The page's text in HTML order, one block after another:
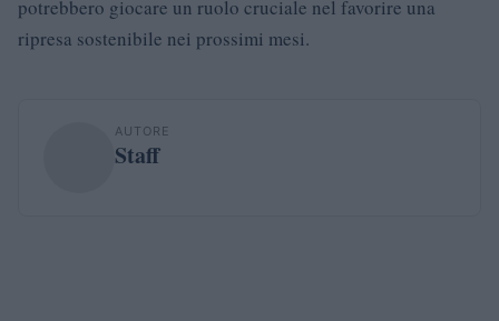
potrebbero giocare un ruolo cruciale nel favorire una
ripresa sostenibile nei prossimi mesi.
AUTORE
Staff